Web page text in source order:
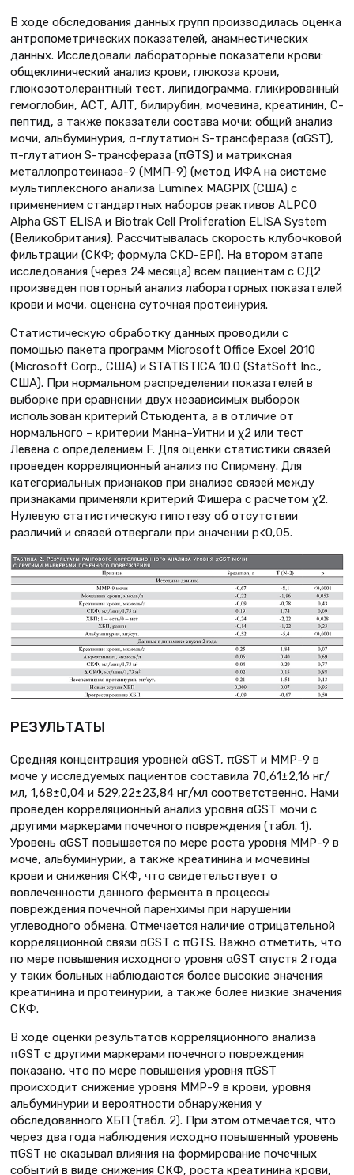
В ходе обследования данных групп производилась оценка
антропометрических показателей, анамнестических
данных. Исследовали лабораторные показатели крови:
общеклинический анализ крови, глюкоза крови,
глюкозотолерантный тест, липидограмма, гликированный
гемоглобин, АСТ, АЛТ, билирубин, мочевина, креатинин, С-
пептид, а также показатели состава мочи: общий анализ
мочи, альбуминурия, α-глутатион S-трансфераза (αGSТ),
π-глутатион S-трансфераза (πGTS) и матриксная
металлопротеиназа-9 (ММП-9) (метод ИФА на системе
мультиплексного анализа Luminex MAGPIX (США) с
применением стандартных наборов реактивов ALPCO
Alpha GST ELISA и Biotrak Cell Proliferation ELISA System
(Великобритания). Рассчитывалась скорость клубочковой
фильтрации (СКФ; формула CKD-EPI). На втором этапе
исследования (через 24 месяца) всем пациентам с СД2
произведен повторный анализ лабораторных показателей
крови и мочи, оценена суточная протеинурия.
Статистическую обработку данных проводили с
помощью пакета программ Microsoft Office Excel 2010
(Microsoft Corp., США) и STATISTICA 10.0 (StatSoft Inc.,
США). При нормальном распределении показателей в
выборке при сравнении двух независимых выборок
использован критерий Стьюдента, а в отличие от
нормального – критерии Манна–Уитни и χ2 или тест
Левена с определением F. Для оценки статистики связей
проведен корреляционный анализ по Спирмену. Для
категориальных признаков при анализе связей между
признаками применяли критерий Фишера с расчетом χ2.
Нулевую статистическую гипотезу об отсутствии
различий и связей отвергали при значении р<0,05.
РЕЗУЛЬТАТЫ
Средняя концентрация уровней αGST, πGSТ и ММР-9 в
моче у исследуемых пациентов составила 70,61±2,16 нг/
мл, 1,68±0,04 и 529,22±23,84 нг/мл соответственно. Нами
проведен корреляционный анализ уровня αGSТ мочи с
другими маркерами почечного повреждения (табл. 1).
Уровень αGSТ повышается по мере роста уровня ММР-9 в
моче, альбуминурии, а также креатинина и мочевины
крови и снижения СКФ, что свидетельствует о
вовлеченности данного фермента в процессы
повреждения почечной паренхимы при нарушении
углеводного обмена. Отмечается наличие отрицательной
корреляционной связи αGSТ с πGTS. Важно отметить, что
по мере повышения исходного уровня αGSТ спустя 2 года
у таких больных наблюдаются более высокие значения
креатинина и протеинурии, а также более низкие значения
СКФ.
В ходе оценки результатов корреляционного анализа
πGSТ с другими маркерами почечного повреждения
показано, что по мере повышения уровня πGSТ
происходит снижение уровня ММР-9 в крови, уровня
альбуминурии и вероятности обнаружения у
обследованного ХБП (табл. 2). При этом отмечается, что
через два года наблюдения исходно повышенный уровень
πGSТ не оказывал влияния на формирование почечных
событий в виде снижения СКФ, роста креатинина крови,